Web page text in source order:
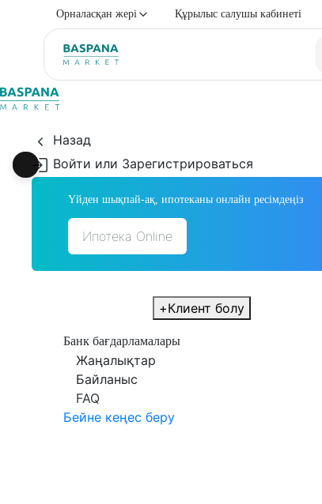
Орналасқан жері Құрылыс салушы кабинеті
Назад
Войти или Зарегистрироваться
Үйден шықпай-ақ, ипотеканы онлайн ресімдеңіз
Ипотека Online
+Клиент болу
Банк бағдарламалары
Жаңалықтар
Байланыс
FAQ
Бейне кеңес беру